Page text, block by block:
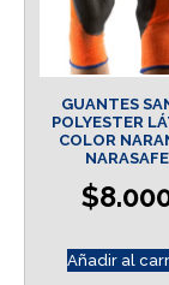
GUANTES
POLYESTER
COLOR
NARASAFE
$
Añadir al